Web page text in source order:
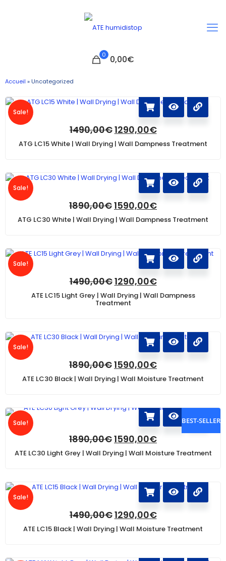
0 0,00€
Accueil »Uncategorized
Sale!
1490,00€1290,00€
ATG LC15 White | Wall Drying | Wall Dampness Treatment
Sale!
1890,00€1590,00€
ATG LC30 White | Wall Drying | Wall Dampness Treatment
Sale!
1490,00€1290,00€
ATE LC15 Light Grey | Wall Drying | Wall Dampness
Treatment
Sale!
1890,00€1590,00€
ATE LC30 Black | Wall Drying | Wall Moisture Treatment
Sale! BEST-SELLER
1890,00€1590,00€
ATE LC30 Light Grey | Wall Drying | Wall Moisture Treatment
Sale!
1490,00€1290,00€
ATE LC15 Black | Wall Drying | Wall Moisture Treatment